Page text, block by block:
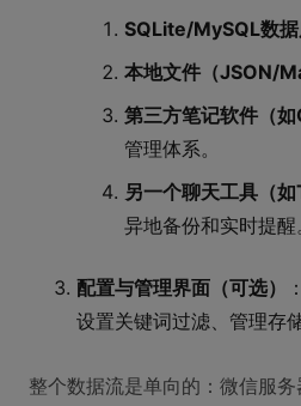
SQLite/MySQL数
本地文件（JSON/
第三方笔记软件（
管理体系。
另一个聊天工具（
异地备份和实时提醒
配置与管理界面（可选）
设置关键词过滤、管理存
整个数据流是单向的：微信服